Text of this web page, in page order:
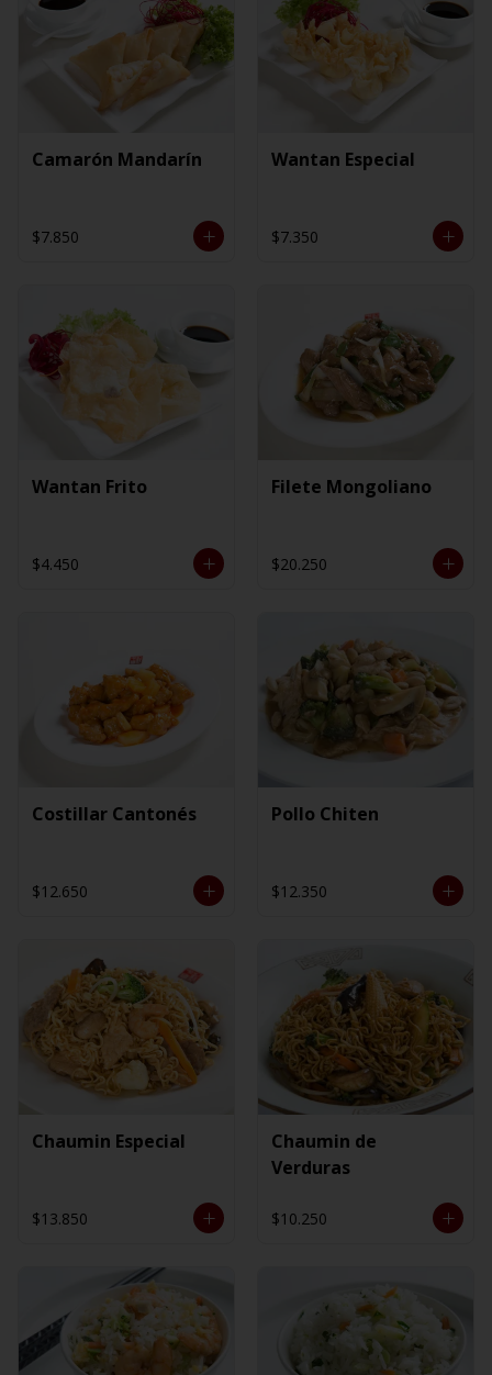
Camarón Mandarín
$7.850
Wantan Especial
$7.350
Wantan Frito
$4.450
Filete Mongoliano
$20.250
Costillar Cantonés
$12.650
Pollo Chiten
$12.350
Chaumin Especial
$13.850
Chaumin de
Verduras
$10.250